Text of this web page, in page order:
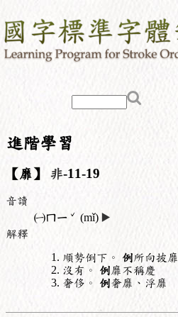
進階學習
【靡】 非-11-19
音讀
㈠ㄇㄧ ˇ (mǐ) ▶️
解釋
順勢倒下。 例所向披靡
沒有。 例靡不稱慶
奢侈。 例奢靡、浮靡